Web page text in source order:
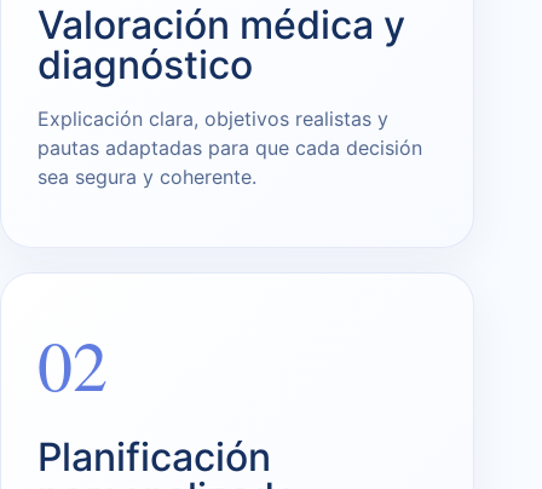
Valoración médica y
diagnóstico
Explicación clara, objetivos realistas y
pautas adaptadas para que cada decisión
sea segura y coherente.
02
Planificación